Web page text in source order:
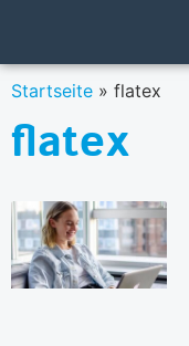
Startseite » flatex
flatex